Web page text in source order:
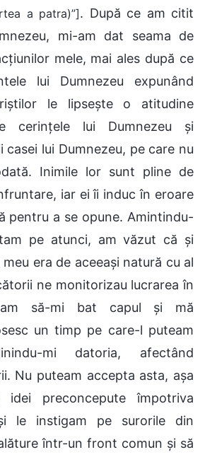
a patra)”]. După ce am citit
mi-am dat seama de
mele, mai ales după ce
lui Dumnezeu expunând
le lipsește o atitudine
cerințele lui Dumnezeu și
casei lui Dumnezeu, pe care nu
Inimile lor sunt pline de
iar ei îi induc în eroare
pentru a se opune. Amintindu-
pe atunci, am văzut că și
era de aceeași natură cu al
ne monitorizau lucrarea în
să-mi bat capul și mă
un timp pe care-l puteam
mi datoria, afectând
Nu puteam accepta asta, așa
idei preconcepute împotriva
le instigam pe surorile din
într-un front comun și să